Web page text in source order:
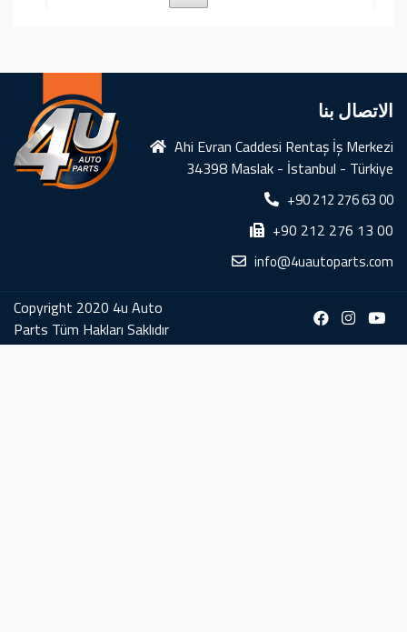
الاتصال بنا
Ahi Evran Caddesi Rentaş İş Merkezi
34398 Maslak - İstanbul - Türkiye
+90 212 276 63 00
+90 212 276 13 00
info@4uautoparts.com
Copyright 2020 4u Auto
Parts Tüm Hakları Saklıdır